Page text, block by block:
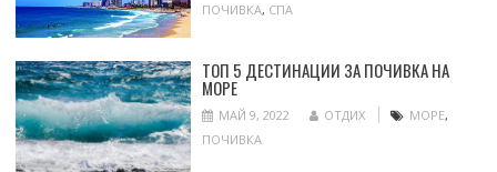
ПОЧИВКА, СПА
ТОП 5 ДЕСТИНАЦИИ ЗА ПОЧИВКА НА
МОРЕ
МАЙ 9, 2022 ОТДИХ МОРЕ,
ПОЧИВКА